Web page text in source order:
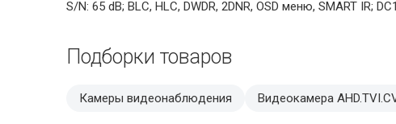
S/N: 65 dB; BLC, HLC, DWDR, 2DNR, OSD меню, SMART IR;
Подборки товаров
Камеры видеонаблюдения Видеокамера